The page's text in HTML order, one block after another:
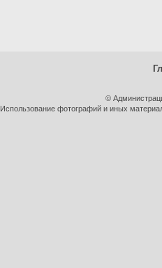
©
Использование фотографий и иных